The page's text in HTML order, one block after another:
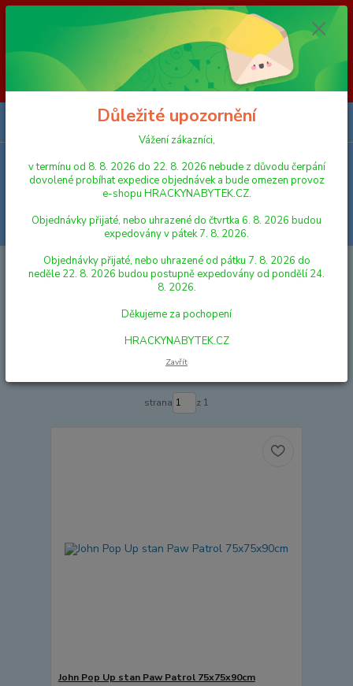
Vážení zákazníci, v termínu od 8. 8. 2026 do 23. 8. 2026 nebude z
důvodu čerpání dovolené probíhat expedice objednávek a bude omezen
provoz e-shopu HRACKYNABYTEK.CZ. Objednávky přijaté, nebo
uhrazené do čtvrtka 6. 8. 2026 budou expedovány v pátek 7. 8. 2026.
Objednávky přijaté, nebo uhrazené od pátku 7. 8. 2026 do neděle 23. 8.
2026 budou postupně expedovány od pondělí 24. 8. 2026. Děkujeme za
pochopení HRACKYNABYTEK.CZ
Menu
Hledat
HRAČKY NA VEN A SPORT DOMEČKY A PROLÉZAČKY
DOMEČKY A PROLÉZAČKY
Nejlevnější Nejdražší
strana z 1
John Pop Up stan Paw Patrol 75x75x90cm
Důležité upozornění
Vážení zákazníci,
v termínu od 8. 8. 2026 do 22. 8. 2026 nebude z důvodu čerpání
dovolené probíhat expedice objednávek a bude omezen provoz
e-shopu HRACKYNABYTEK.CZ.
Objednávky přijaté, nebo uhrazené do čtvrtka 6. 8. 2026 budou
expedovány v pátek 7. 8. 2026.
Objednávky přijaté, nebo uhrazené od pátku 7. 8. 2026 do
neděle 22. 8. 2026 budou postupně expedovány od pondělí 24.
8. 2026.
Děkujeme za pochopení
HRACKYNABYTEK.CZ
Zavřít